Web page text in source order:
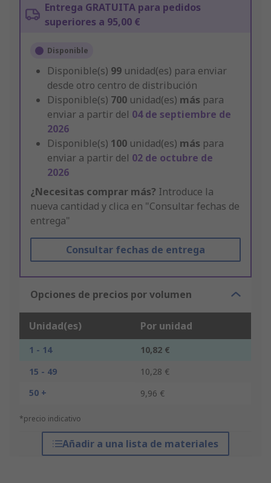
Entrega GRATUITA para pedidos
superiores a 95,00 €
Disponible
Disponible(s) 99 unidad(es) para enviar
desde otro centro de distribución
Disponible(s) 700 unidad(es) más para
enviar a partir del 04 de septiembre de
2026
Disponible(s) 100 unidad(es) más para
enviar a partir del 02 de octubre de
2026
¿Necesitas comprar más? Introduce la
nueva cantidad y clica en "Consultar fechas de
entrega"
Consultar fechas de entrega
Opciones de precios por volumen
Unidad(es) Por unidad
1 - 14
10,82 €
15 - 49
10,28 €
50 +
9,96 €
*precio indicativo
Añadir a una lista de materiales